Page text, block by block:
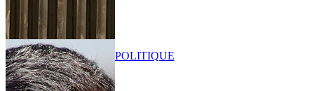
POLITIQUE